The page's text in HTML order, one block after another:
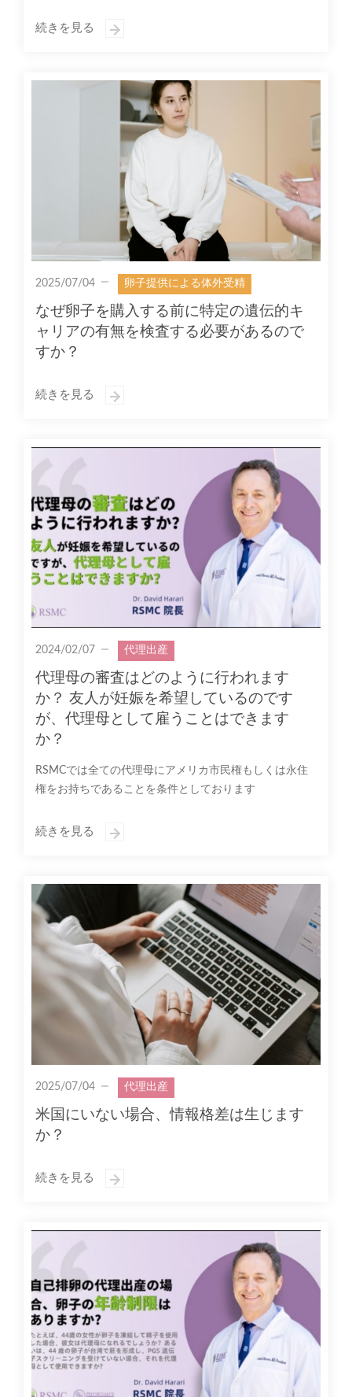
続きを見る
2025/07/04 卵子提供による体外受精
なぜ卵子を購入する前に特定の遺伝的キ
ャリアの有無を検査する必要があるので
すか？
続きを見る
2024/02/07 代理出産
代理母の審査はどのように行われます
か？ 友人が妊娠を希望しているのです
が、代理母として雇うことはできます
か？
RSMCでは全ての代理母にアメリカ市民権もしくは永住
権をお持ちであることを条件としております
続きを見る
2025/07/04 代理出産
米国にいない場合、情報格差は生じます
か？
続きを見る